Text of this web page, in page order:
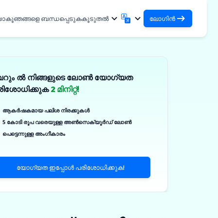
ഞങ്ങളെ ബന്ധപ്പെടുകകൂടുതൽ
हिन्दी
Hindi
Gujarati
ଓଡ଼ିଆ
తెలుగు
বাংলা
Malayalam
ലോഗിൻ
ഓർഗനൈസേഷനുകളും ആക്സസ്
നിങ്ങളുടെ ക്ലയന്റുകളെ മാനേജ്
ചെയ്യുന്നതിനുള്ള ആക്സസ്
ൽ നിങ്ങളുടെ ലോൺ യോഗ്യത
2 മിനിറ്റ്!
ആകർഷകമായ പലിശ നിരക്കുകൾ
5 കോടി രൂപ വരെയുള്ള അൺസെക്യൂർഡ് ലോൺ
പെട്ടെന്നുള്ള അംഗീകാരം
യോഗ്യത ഇപ്പോൾ പരിശോധിക്കുക!